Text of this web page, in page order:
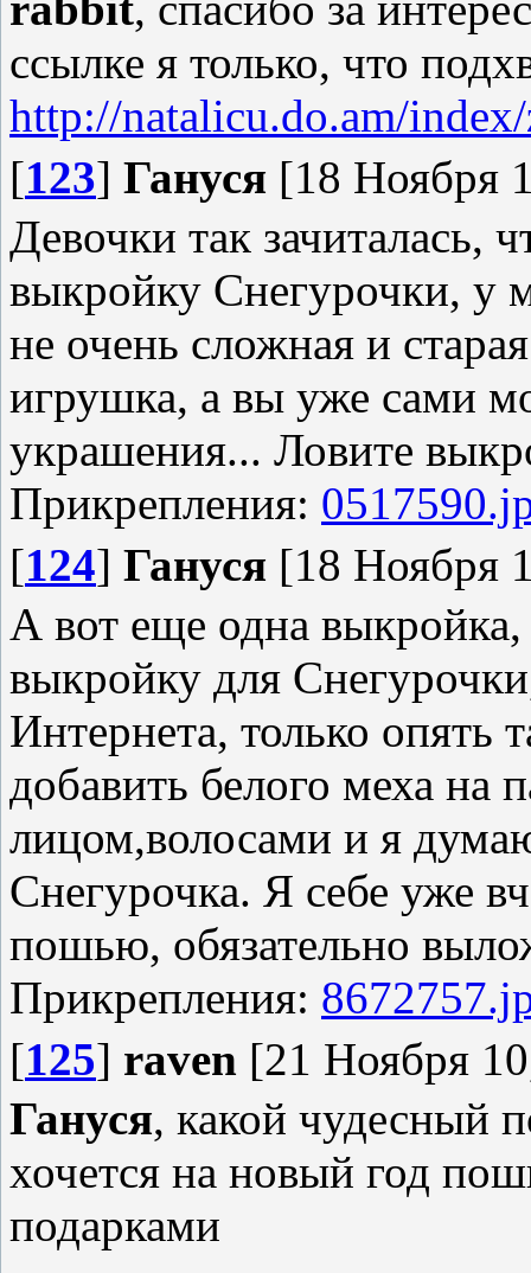
ссылке я только, что
http://natalicu.do.am/
[123] Гануся [18 Ноября
Девочки так зачиталась,
выкройку Снегурочки, у
не очень сложная и
игрушка, а вы уже сами
украшения... Ловите
Прикрепления:
[124] Гануся [18 Ноября
А вот еще одна
выкройку для
Интернета, только опять
добавить белого меха на
лицом,волосами и я
Снегурочка. Я себе уже
пошью, обязательно
Прикрепления:
[125] raven [21 Ноября
Гануся, какой чудесный
хочется на новый год
подарками